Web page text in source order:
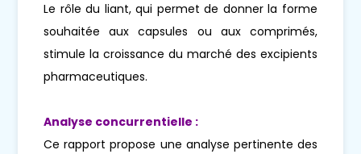
Le rôle du liant, qui permet de donner la forme
souhaitée aux capsules ou aux comprimés,
stimule la croissance du marché des excipients
pharmaceutiques.
Analyse concurrentielle :
Ce rapport propose une analyse pertinente des